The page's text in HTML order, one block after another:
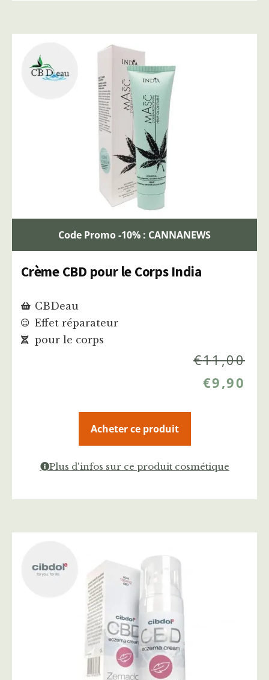
Code Promo -10% : CANNANEWS
Crème CBD pour le Corps India
CBDeau
Effet réparateur
pour le corps
€11,00
€9,90
Acheter ce produit
Plus d'infos sur ce produit cosmétique